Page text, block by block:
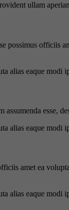
ullam
possimus officiis
alias eaque modi
esse,
alias eaque modi
amet ea
alias eaque modi